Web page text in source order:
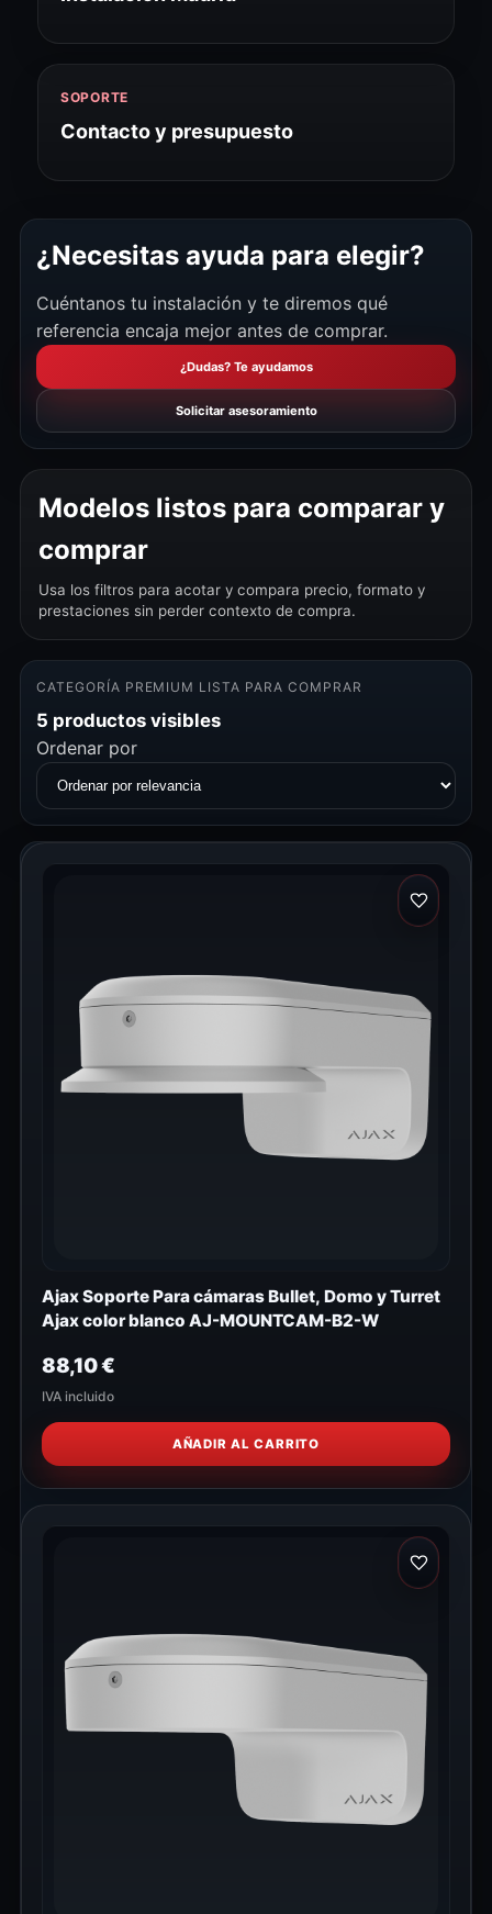
SOPORTE
Contacto y presupuesto
¿Necesitas ayuda para elegir?
Cuéntanos tu instalación y te diremos qué
referencia encaja mejor antes de comprar.
¿Dudas? Te ayudamos
Solicitar asesoramiento
Modelos listos para comparar y
comprar
Usa los filtros para acotar y compara precio, formato y
prestaciones sin perder contexto de compra.
CATEGORÍA PREMIUM LISTA PARA COMPRAR
5 productos visibles
Ordenar por
Ajax Soporte Para cámaras Bullet, Domo y Turret
Ajax color blanco AJ-MOUNTCAM-B2-W
88,10€
IVA incluido
AÑADIR AL CARRITO